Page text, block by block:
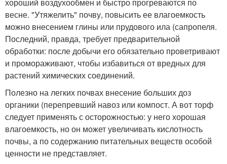
хороший воздухообмен и быстро прогреваются по
весне. "Утяжелить" почву, повысить ее влагоемкость
можно внесением глины или прудового ила (сапропеля.
Последний, правда, требует предварительной
обработки: после добычи его обязательно проветривают
и промораживают, чтобы избавиться от вредных для
растений химических соединений.
Полезно на легких почвах внесение больших доз
органики (перепревший навоз или компост. А вот торф
следует применять с осторожностью: у него хорошая
влагоемкость, но он может увеличивать кислотность
почвы, а по содержанию питательных веществ особой
ценности не представляет.